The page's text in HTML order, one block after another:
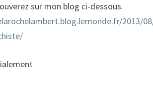
sur mon blog ci-dessous.
2013/